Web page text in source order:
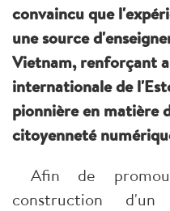
convaincu que
une source
Vietnam, renforçant
internationale de
pionnière en matière
citoyenneté
Afin de
construction d'un